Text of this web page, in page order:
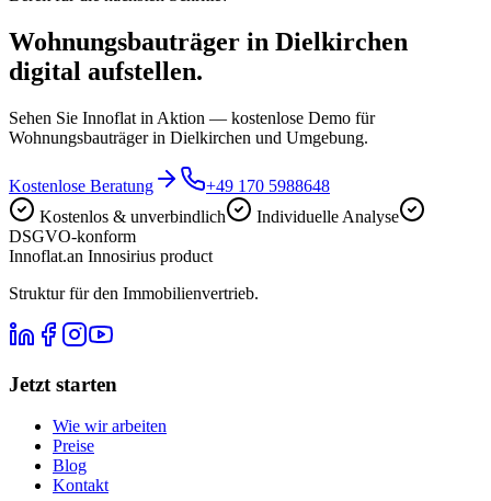
Wohnungsbauträger in Dielkirchen
digital aufstellen.
Sehen Sie Innoflat in Aktion — kostenlose Demo für
Wohnungsbauträger in Dielkirchen und Umgebung.
Kostenlose Beratung
+49 170 5988648
Kostenlos & unverbindlich
Individuelle Analyse
DSGVO-konform
Innoflat.an Innosirius product
Struktur für den Immobilienvertrieb.
Jetzt starten
Wie wir arbeiten
Preise
Blog
Kontakt